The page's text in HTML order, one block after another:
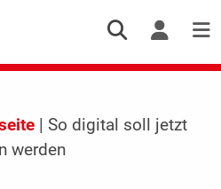
| So digital soll jetzt
werden